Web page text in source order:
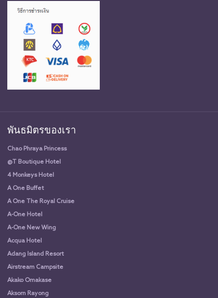
พันธมิตรของเรา
Chao Phraya Princess
@T Boutique Hotel
4 Monkeys Hotel
A One Buffet
A One The Royal Cruise
A-One Hotel
A-One New Wing
Acqua Hotel
Adang Island Resort
Airstream Campsite
Akako Omakase
Aksorn Rayong